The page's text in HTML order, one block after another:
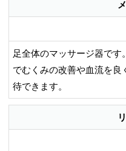
足全体のマッサージ器です
でむくみの改善や血流を良
待できます。